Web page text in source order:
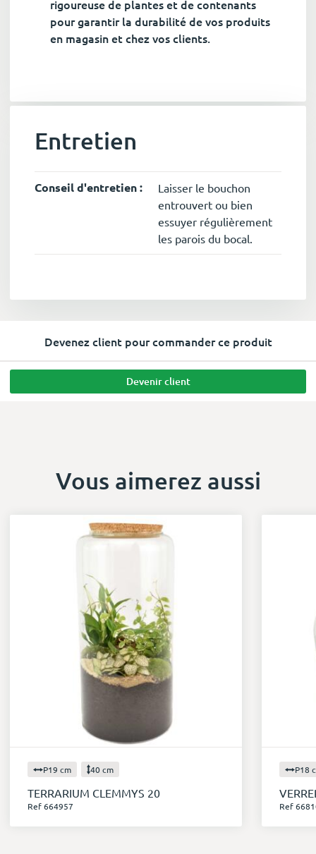
rigoureuse de plantes et de contenants
pour garantir la durabilité de vos produits
en magasin et chez vos clients.
Entretien
Conseil d'entretien :
Laisser le bouchon
entrouvert ou bien
essuyer régulièrement
les parois du bocal.
Devenez client pour commander ce produit
Devenir client
Vous aimerez aussi
P19 cm 40 cm
TERRARIUM CLEMMYS 20
Ref 664957
P18
Ref